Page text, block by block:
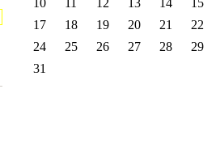
10
11 12 13 14
15
17
18 19 20 21
22
24
25 26 27 28
29
31